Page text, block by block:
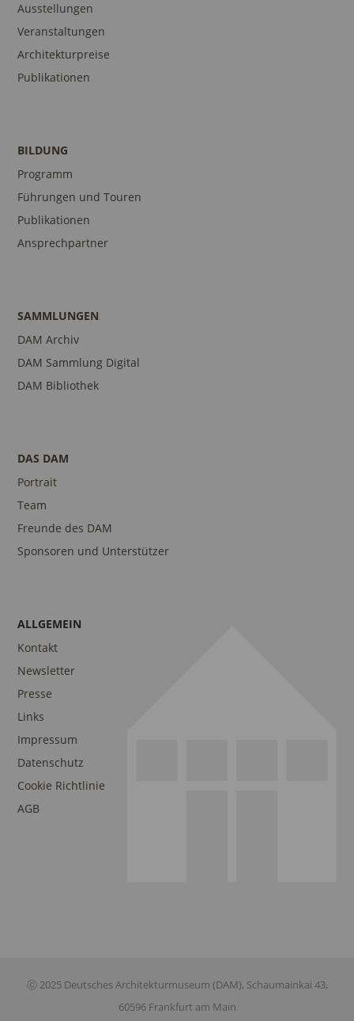
Ausstellungen
Veranstaltungen
Architekturpreise
Publikationen
BILDUNG
Programm
Führungen und Touren
Publikationen
Ansprechpartner
SAMMLUNGEN
DAM Archiv
DAM Sammlung Digital
DAM Bibliothek
DAS DAM
Portrait
Team
Freunde des DAM
Sponsoren und Unterstützer
ALLGEMEIN
Kontakt
Newsletter
Presse
Links
Impressum
Datenschutz
Cookie Richtlinie
AGB
ⓒ 2025 Deutsches Architekturmuseum (DAM), Schaumainkai 43,
60596 Frankfurt am Main